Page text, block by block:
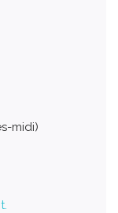
midi)